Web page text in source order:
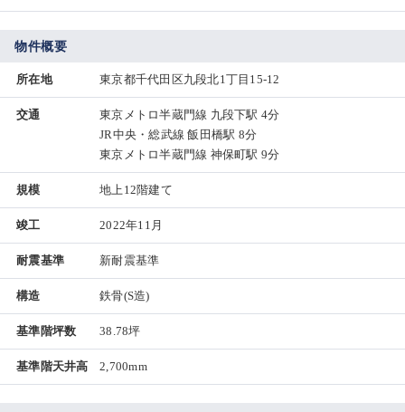
物件概要
所在地 東京都千代田区九段北1丁目15-12
交通
東京メトロ半蔵門線 九段下駅 4分
JR中央・総武線 飯田橋駅 8分
東京メトロ半蔵門線 神保町駅 9分
規模 地上12階建て
竣工 2022年11月
耐震基準 新耐震基準
構造 鉄骨(S造)
基準階坪数 38.78坪
基準階天井高 2,700mm